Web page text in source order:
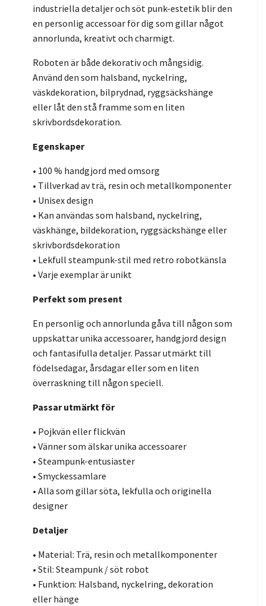
industriella detaljer och söt punk-estetik blir den
en personlig accessoar för dig som gillar något
annorlunda, kreativt och charmigt.
Roboten är både dekorativ och mångsidig.
Använd den som halsband, nyckelring,
väskdekoration, bilprydnad, ryggsäckshänge
eller låt den stå framme som en liten
skrivbordsdekoration.
Egenskaper
• 100 % handgjord med omsorg
• Tillverkad av trä, resin och metallkomponenter
• Unisex design
• Kan användas som halsband, nyckelring,
väskhänge, bildekoration, ryggsäckshänge eller
skrivbordsdekoration
• Lekfull steampunk-stil med retro robotkänsla
• Varje exemplar är unikt
Perfekt som present
En personlig och annorlunda gåva till någon som
uppskattar unika accessoarer, handgjord design
och fantasifulla detaljer. Passar utmärkt till
födelsedagar, årsdagar eller som en liten
överraskning till någon speciell.
Passar utmärkt för
• Pojkvän eller flickvän
• Vänner som älskar unika accessoarer
• Steampunk-entusiaster
• Smyckessamlare
• Alla som gillar söta, lekfulla och originella
designer
Detaljer
• Material: Trä, resin och metallkomponenter
• Stil: Steampunk / söt robot
• Funktion: Halsband, nyckelring, dekoration
eller hänge